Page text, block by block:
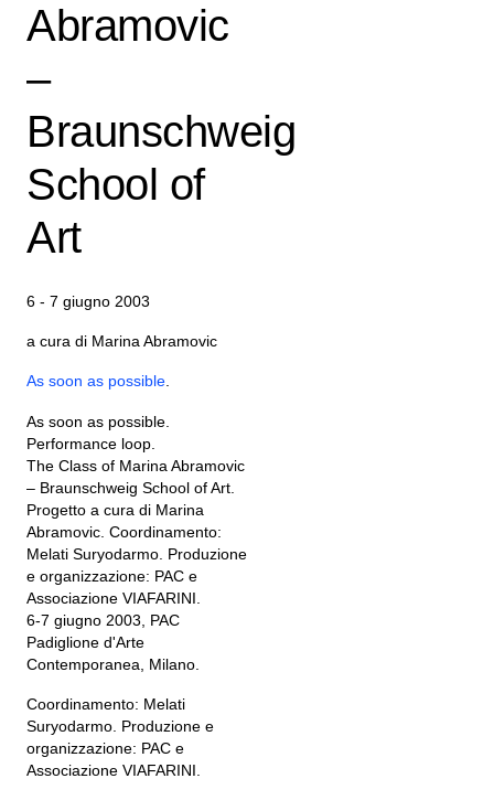
Abramovic
–
Braunschweig
School of
Art
6 - 7 giugno 2003
a cura di Marina Abramovic
As soon as possible
As soon as possible.
Performance loop.
The Class of Marina Abramovic
– Braunschweig School of Art.
Progetto a cura di Marina
Abramovic. Coordinamento:
Melati Suryodarmo. Produzione
e organizzazione: PAC e
Associazione VIAFARINI.
6-7 giugno 2003, PAC
Padiglione d'Arte
Contemporanea, Milano.
Coordinamento: Melati
Suryodarmo. Produzione e
organizzazione: PAC e
Associazione VIAFARINI.